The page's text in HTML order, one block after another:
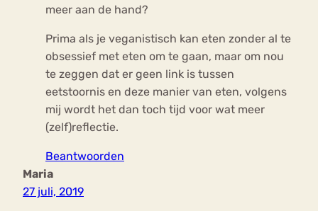
meer aan de hand?
Prima als je veganistisch kan eten zonder al te
obsessief met eten om te gaan, maar om nou
te zeggen dat er geen link is tussen
eetstoornis en deze manier van eten, volgens
mij wordt het dan toch tijd voor wat meer
(zelf)reflectie.
Beantwoorden
Maria
27 juli, 2019